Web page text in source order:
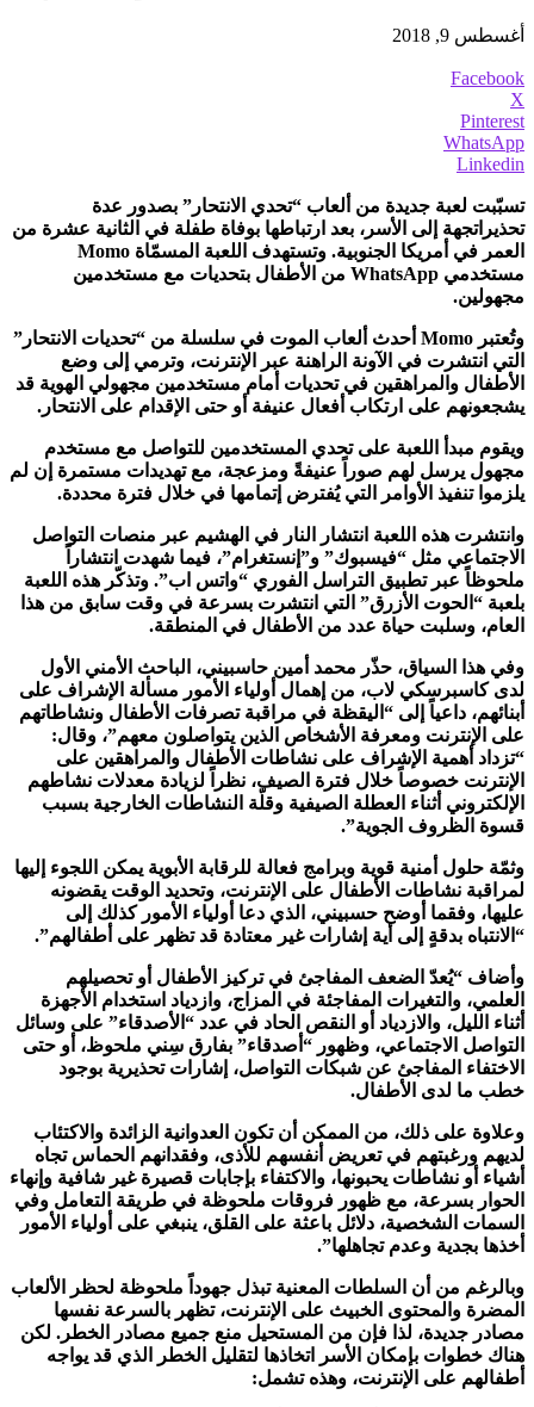
أغسطس 9, 2018
Facebook
X
Pinterest
WhatsApp
Linkedin
تسبّبت لعبة جديدة من ألعاب “تحدي الانتحار” بصدور عدة
تحذيراتجهة إلى الأسر، بعد ارتباطها بوفاة طفلة في الثانية عشرة من
العمر في أمريكا الجنوبية. وتستهدف اللعبة المسمّاة Momo
مستخدمي WhatsApp من الأطفال بتحديات مع مستخدمين
مجهولين.
وتُعتبر Momo أحدث ألعاب الموت في سلسلة من “تحديات الانتحار”
التي انتشرت في الآونة الراهنة عبر الإنترنت، وترمي إلى وضع
الأطفال والمراهقين في تحديات أمام مستخدمين مجهولي الهوية قد
يشجعونهم على ارتكاب أفعال عنيفة أو حتى الإقدام على الانتحار.
ويقوم مبدأ اللعبة على تحدي المستخدمين للتواصل مع مستخدم
مجهول يرسل لهم صوراً عنيفةً ومزعجة، مع تهديدات مستمرة إن لم
يلزموا تنفيذ الأوامر التي يُفترض إتمامها في خلال فترة محددة.
وانتشرت هذه اللعبة انتشار النار في الهشيم عبر منصات التواصل
الاجتماعي مثل “فيسبوك” و”إنستغرام”، فيما شهدت انتشاراً
ملحوظاً عبر تطبيق التراسل الفوري “واتس اب”. وتذكّر هذه اللعبة
بلعبة “الحوت الأزرق” التي انتشرت بسرعة في وقت سابق من هذا
العام، وسلبت حياة عدد من الأطفال في المنطقة.
وفي هذا السياق، حذّر محمد أمين حاسبيني، الباحث الأمني الأول
لدى كاسبرسكي لاب، من إهمال أولياء الأمور مسألة الإشراف على
أبنائهم، داعياً إلى “اليقظة في مراقبة تصرفات الأطفال ونشاطاتهم
على الإنترنت ومعرفة الأشخاص الذين يتواصلون معهم”، وقال:
“تزداد أهمية الإشراف على نشاطات الأطفال والمراهقين على
الإنترنت خصوصاً خلال فترة الصيف، نظراً لزيادة معدلات نشاطهم
الإلكتروني أثناء العطلة الصيفية وقلّة النشاطات الخارجية بسبب
قسوة الظروف الجوية”.
وثمّة حلول أمنية قوية وبرامج فعالة للرقابة الأبوية يمكن اللجوء إليها
لمراقبة نشاطات الأطفال على الإنترنت، وتحديد الوقت يقضونه
عليها، وفقما أوضح حسبيني، الذي دعا أولياء الأمور كذلك إلى
“الانتباه بدقةٍ إلى أية إشارات غير معتادة قد تظهر على أطفالهم”.
وأضاف “يُعدّ الضعف المفاجئ في تركيز الأطفال أو تحصيلهم
العلمي، والتغيرات المفاجئة في المزاج، وازدياد استخدام الأجهزة
أثناء الليل، والازدياد أو النقص الحاد في عدد “الأصدقاء” على وسائل
التواصل الاجتماعي، وظهور “أصدقاء” بفارق سِني ملحوظ، أو حتى
الاختفاء المفاجئ عن شبكات التواصل، إشارات تحذيرية بوجود
خطب ما لدى الأطفال.
وعلاوة على ذلك، من الممكن أن تكون العدوانية الزائدة والاكتئاب
لديهم ورغبتهم في تعريض أنفسهم للأذى، وفقدانهم الحماس تجاه
أشياء أو نشاطات يحبونها، والاكتفاء بإجابات قصيرة غير شافية وإنهاء
الحوار بسرعة، مع ظهور فروقات ملحوظة في طريقة التعامل وفي
السمات الشخصية، دلائل باعثة على القلق، ينبغي على أولياء الأمور
أخذها بجدية وعدم تجاهلها”.
وبالرغم من أن السلطات المعنية تبذل جهوداً ملحوظة لحظر الألعاب
المضرة والمحتوى الخبيث على الإنترنت، تظهر بالسرعة نفسها
مصادر جديدة، لذا فإن من المستحيل منع جميع مصادر الخطر. لكن
هناك خطوات بإمكان الأسر اتخاذها لتقليل الخطر الذي قد يواجه
أطفالهم على الإنترنت، وهذه تشمل: